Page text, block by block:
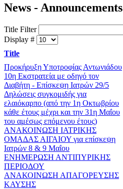
News - Announcements
Title Filter
Display #
Title
Προκήρυξη Υποτροφίας Αντωνιάδου
10η Εκστρατεία με οδηγό τον
Διαβήτη - Επίσκεψη Ιατρών 29/5
Δηλώσεις συγκομιδής για
ελαιόκαρπο (από την 1η Οκτωβρίου
κάθε έτους μέχρι και την 31η Μαΐου
του αμέσως επόμενου έτους)
ΑΝΑΚΟΙΝΩΣΗ ΙΑΤΡΙΚΗΣ
ΟΜΑΔΑΣ ΑΙΓΑΙΟΥ για επίσκεψη
Ιατρών 8 & 9 Μαΐου
ΕΝΗΜΕΡΩΣΗ ΑΝΤΙΠΥΡΙΚΗΣ
ΠΕΡΙΟΔΟΥ
ΑΝΑΚΟΙΝΩΣΗ ΑΠΑΓΟΡΕΥΣΗΣ
ΚΑΥΣΗΣ